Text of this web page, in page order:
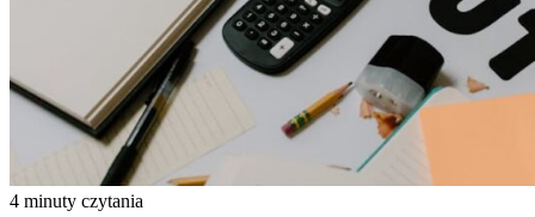
4 minuty czytania